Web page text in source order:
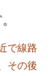
で線路
その後